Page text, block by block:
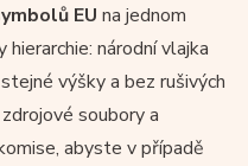
EU na jednom
národní vlajka
výšky a bez rušivých
soubory a
abyste v případě